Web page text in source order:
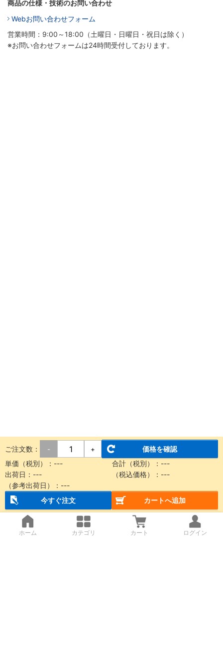
商品の仕様・技術のお問い合わせ
Webお問い合わせフォーム
営業時間：9:00～18:00（土曜日・日曜日・祝日は除く）
※お問い合わせフォームは24時間受付しております。
ご注文数： - +
価格を確認
単価（税別）： --- 合計（税別）： ---
出荷日： --- （税込価格）： ---
（参考出荷日）： ---
今すぐ注文
カートへ追加
ホーム カテゴリ カート ログイン